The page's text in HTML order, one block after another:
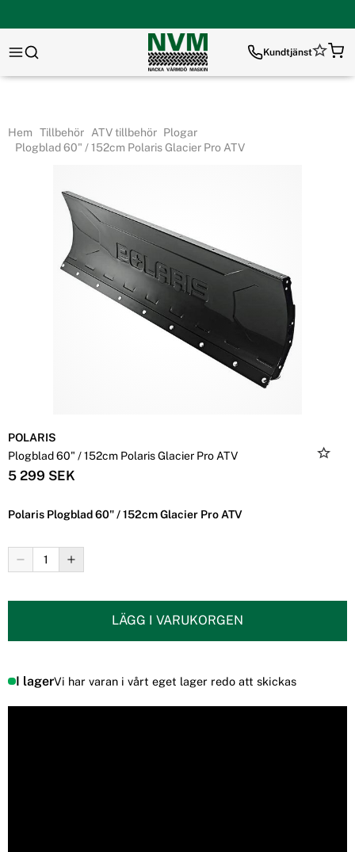
Kundtjänst
Hem Tillbehör ATV tillbehör Plogar
Plogblad 60" / 152cm Polaris Glacier Pro ATV
POLARIS
Plogblad 60" / 152cm Polaris Glacier Pro ATV
5 299 SEK
Polaris Plogblad 60" / 152cm Glacier Pro ATV
LÄGG I VARUKORGEN
I lagerVi har varan i vårt eget lager redo att skickas